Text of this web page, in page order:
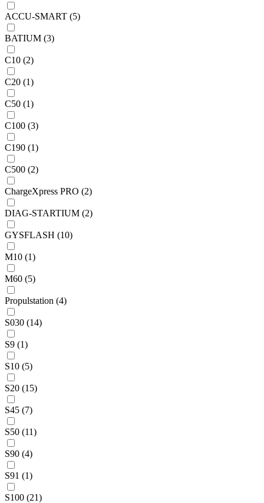
ACCU-SMART (5)
BATIUM (3)
C10 (2)
C20 (1)
C50 (1)
C100 (3)
C190 (1)
C500 (2)
ChargeXpress PRO (2)
DIAG-STARTIUM (2)
GYSFLASH (10)
M10 (1)
M60 (5)
Propulstation (4)
S030 (14)
S9 (1)
S10 (5)
S20 (15)
S45 (7)
S50 (11)
S90 (4)
S91 (1)
S100 (21)